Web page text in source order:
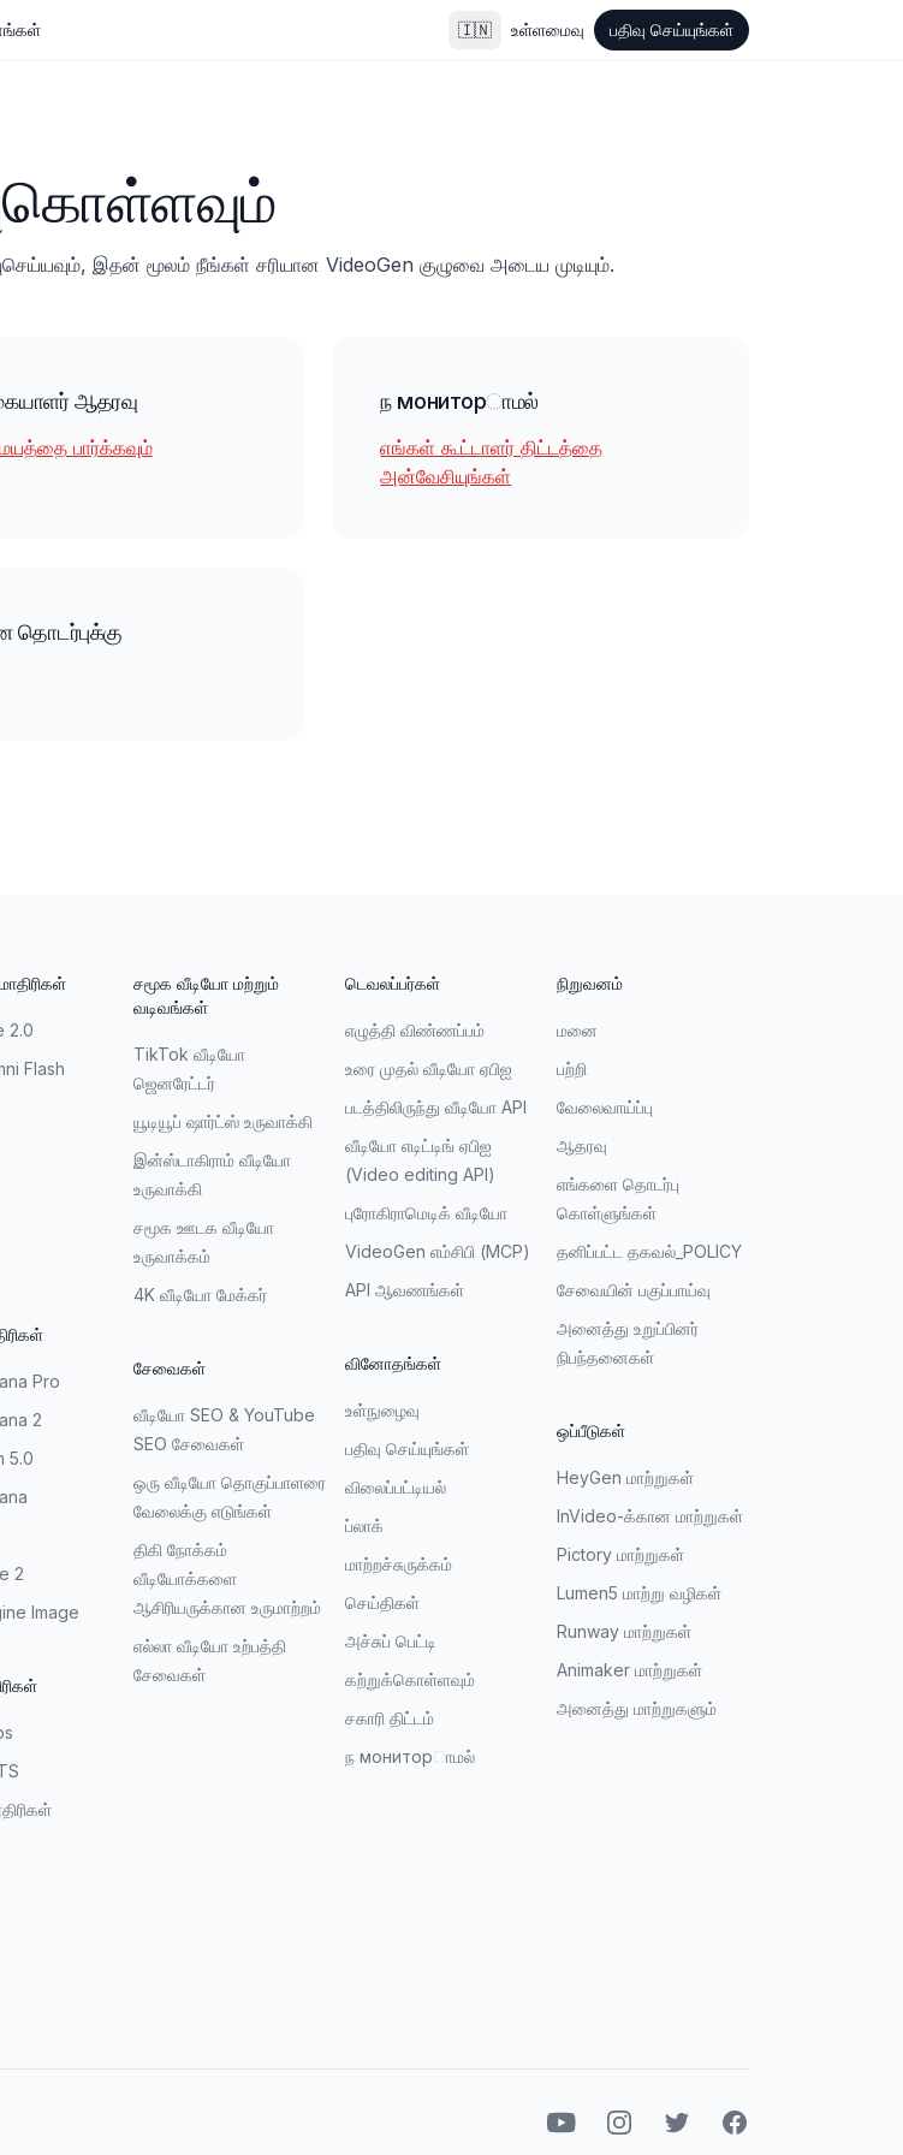
🇮🇳 உள்ளமைவு பதிவு செய்யுங்கள்
இதன் மூலம் நீங்கள் சரியான VideoGen குழுவை அடைய முடியும்.
ஆதரவு
பார்க்கவும்
ந мониторாமல்
எங்கள் கூட்டாளர் திட்டத்தை
அன்வேசியுங்கள்
தொடர்புக்கு
2.0
Flash
Pro
2
5.0
2
Image
சமூக வீடியோ மற்றும்
வடிவங்கள்
TikTok வீடியோ
ஜெனரேட்டர்
யூடியூப் ஷார்ட்ஸ் உருவாக்கி
இன்ஸ்டாகிராம் வீடியோ
உருவாக்கி
சமூக ஊடக வீடியோ
உருவாக்கம்
4K வீடியோ மேக்கர்
சேவைகள்
வீடியோ SEO & YouTube
SEO சேவைகள்
ஒரு வீடியோ தொகுப்பாளரை
வேலைக்கு எடுங்கள்
திகி நோக்கம்
வீடியோக்களை
ஆசிரியருக்கான உருமாற்றம்
எல்லா வீடியோ உற்பத்தி
சேவைகள்
டெவலப்பர்கள்
எழுத்தி விண்ணப்பம்
உரை முதல் வீடியோ ஏபிஐ
படத்திலிருந்து வீடியோ API
வீடியோ எடிட்டிங் ஏபிஐ
(Video editing API)
புரோகிராமெடிக் வீடியோ
VideoGen எம்சிபி (MCP)
API ஆவணங்கள்
வினோதங்கள்
உள்நுழைவு
பதிவு செய்யுங்கள்
விலைப்பட்டியல்
ப்லாக்
மாற்றச்சுருக்கம்
செய்திகள்
அச்சுப் பெட்டி
கற்றுக்கொள்ளவும்
சகாரி திட்டம்
ந мониторாமல்
நிறுவனம்
மனை
பற்றி
வேலைவாய்ப்பு
ஆதரவு
எங்களை தொடர்பு
கொள்ளுங்கள்
தனிப்பட்ட தகவல்_POLICY
சேவையின் பகுப்பாய்வு
அனைத்து உறுப்பினர்
நிபந்தனைகள்
ஒப்பீடுகள்
HeyGen மாற்றுகள்
InVideo-க்கான மாற்றுகள்
Pictory மாற்றுகள்
Lumen5 மாற்று வழிகள்
Runway மாற்றுகள்
Animaker மாற்றுகள்
அனைத்து மாற்றுகளும்
யூடியூப் இன்ஸ்டாகிராம்
ட்விட்டர் ஃபேஸ்புக்